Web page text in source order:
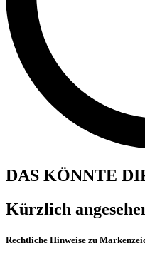
DAS KÖNNTE
Kürzlich
Rechtliche Hinweise zu